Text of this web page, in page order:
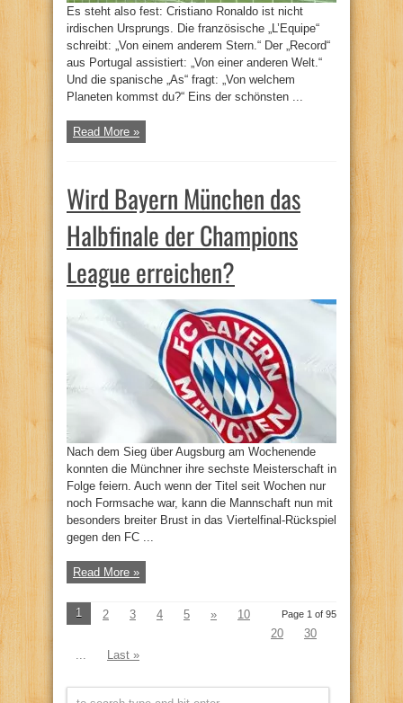
Es steht also fest: Cristiano Ronaldo ist nicht
irdischen Ursprungs. Die französische „L’Equipe“
schreibt: „Von einem anderem Stern.“ Der „Record“
aus Portugal assistiert: „Von einer anderen Welt.“
Und die spanische „As“ fragt: „Von welchem
Planeten kommst du?“ Eins der schönsten ...
Read More »
Wird Bayern München das
Halbfinale der Champions
League erreichen?
Nach dem Sieg über Augsburg am Wochenende
konnten die Münchner ihre sechste Meisterschaft in
Folge feiern. Auch wenn der Titel seit Wochen nur
noch Formsache war, kann die Mannschaft nun mit
besonders breiter Brust in das Viertelfinal-Rückspiel
gegen den FC ...
Read More »
Page 1 of 95
1 2 3 4 5 »
10
20
30
Last »